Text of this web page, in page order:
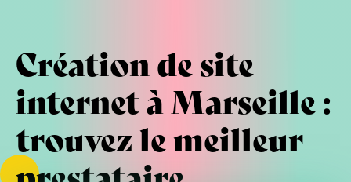
Création de site
internet à Marseille :
trouvez le meilleur